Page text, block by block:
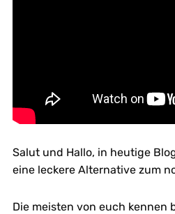
Salut und Hallo, in heutige
eine leckere Alternative zum
Die meisten von euch kennen